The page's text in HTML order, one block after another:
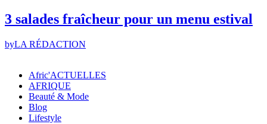
3 salades fraîcheur pour un menu estival
byLA RÉDACTION
Afric'ACTUELLES
AFRIQUE
Beauté & Mode
Blog
Lifestyle